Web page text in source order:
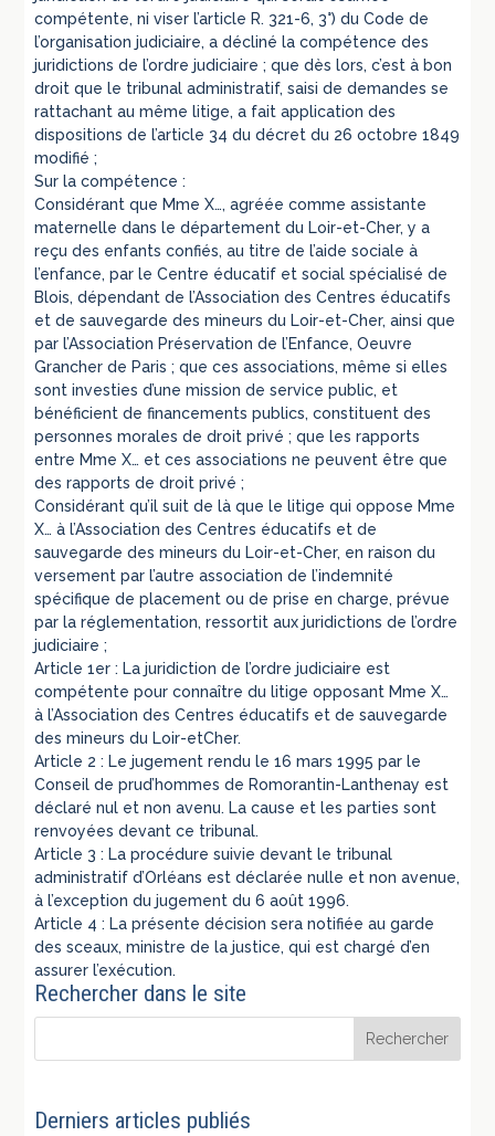
compétente, ni viser l’article R. 321-6, 3°) du Code de
l’organisation judiciaire, a décliné la compétence des
juridictions de l’ordre judiciaire ; que dès lors, c’est à bon
droit que le tribunal administratif, saisi de demandes se
rattachant au même litige, a fait application des
dispositions de l’article 34 du décret du 26 octobre 1849
modifié ;
Sur la compétence :
Considérant que Mme X…, agréée comme assistante
maternelle dans le département du Loir-et-Cher, y a
reçu des enfants confiés, au titre de l’aide sociale à
l’enfance, par le Centre éducatif et social spécialisé de
Blois, dépendant de l’Association des Centres éducatifs
et de sauvegarde des mineurs du Loir-et-Cher, ainsi que
par l’Association Préservation de l’Enfance, Oeuvre
Grancher de Paris ; que ces associations, même si elles
sont investies d’une mission de service public, et
bénéficient de financements publics, constituent des
personnes morales de droit privé ; que les rapports
entre Mme X… et ces associations ne peuvent être que
des rapports de droit privé ;
Considérant qu’il suit de là que le litige qui oppose Mme
X… à l’Association des Centres éducatifs et de
sauvegarde des mineurs du Loir-et-Cher, en raison du
versement par l’autre association de l’indemnité
spécifique de placement ou de prise en charge, prévue
par la réglementation, ressortit aux juridictions de l’ordre
judiciaire ;
Article 1er : La juridiction de l’ordre judiciaire est
compétente pour connaître du litige opposant Mme X…
à l’Association des Centres éducatifs et de sauvegarde
des mineurs du Loir-etCher.
Article 2 : Le jugement rendu le 16 mars 1995 par le
Conseil de prud’hommes de Romorantin-Lanthenay est
déclaré nul et non avenu. La cause et les parties sont
renvoyées devant ce tribunal.
Article 3 : La procédure suivie devant le tribunal
administratif d’Orléans est déclarée nulle et non avenue,
à l’exception du jugement du 6 août 1996.
Article 4 : La présente décision sera notifiée au garde
des sceaux, ministre de la justice, qui est chargé d’en
assurer l’exécution.
Rechercher dans le site
Derniers articles publiés